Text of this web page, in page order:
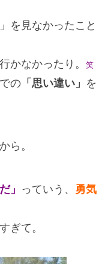
を見なかったこと
かなかったり。
笑
の 「思い違い」 を
から。
」 っていう、 勇気
ぎて。